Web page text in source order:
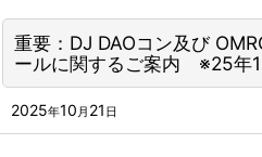
重要：DJ DAOコン及び
ールに関するご案内 ※25年
2025年10 月 21 日